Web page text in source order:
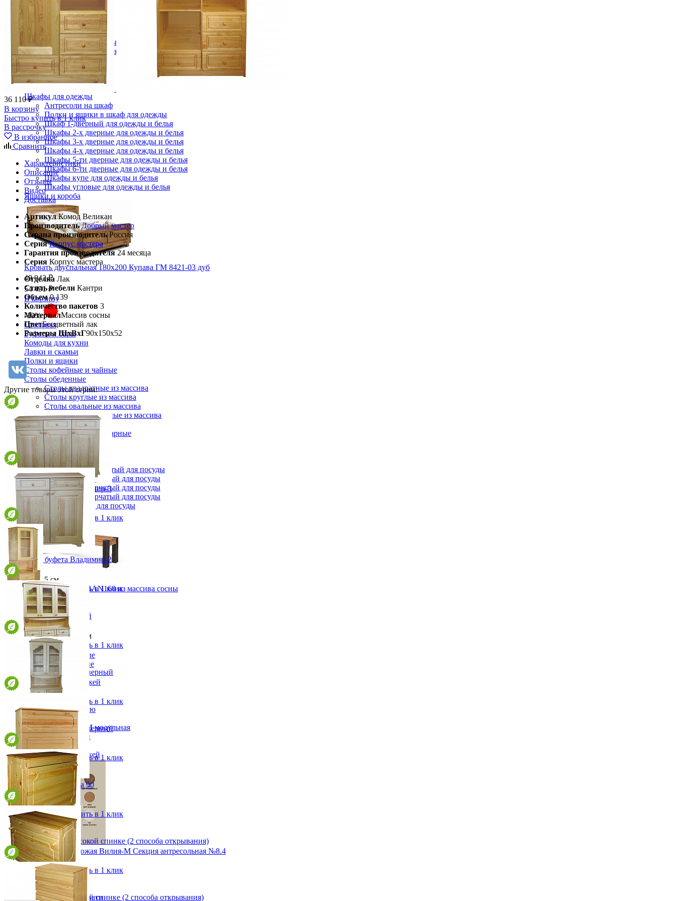
Комоды
Кровати двуспальные
Кровати металлические
Кровати односпальные
Кровати полутороспальные
Решетки и настилы под матрас
Спальные гарнитуры
Тахта
Туалетные столики
Шкафы для одежды
Антресоли на шкаф
Полки и ящики в шкаф для одежды
Шкаф 1-дверный для одежды и белья
Шкафы 2-х дверные для одежды и белья
Шкафы 3-х дверные для одежды и белья
Шкафы 4-х дверные для одежды и белья
Шкафы 5-ти дверные для одежды и белья
Шкафы 6-ти дверные для одежды и белья
Шкафы купе для одежды и белья
Шкафы угловые для одежды и белья
Ящики и короба
Кровать двуспальная 180х200 Купава ГМ 8421-03 дуб
49 042 ₽
54 491 ₽
В корзину
-10%
Столовая
Буфеты и бары
Комоды для кухни
Лавки и скамьи
Полки и ящики
Столы кофейные и чайные
Столы обеденные
Столы квадратные из массива
Столы круглые из массива
Столы овальные из массива
Столы прямоугольные из массива
Стулья
Стулья барные и столы барные
Сундуки
Табуреты
Шкафы для посуды
Шкаф 1-но створчатый для посуды
Шкаф 2-х створчатый для посуды
Шкаф 3-х створчатый для посуды
Шкаф 4-х створчатый для посуды
Шкаф угловой для посуды
Скамья MEXICA-BAN160 из массива сосны
12 341 ₽
13 712 ₽
В корзину
-10%
Прихожая
Вешалки напольные
Вешалки настенные
Газетница
Зеркала для прихожей
Ключницы
Наборы в прихожую
Обувницы
Прихожая Вилия-М модульная
Скамьи и банкетки
Тумбы и комоды
Шкафы для прихожей
Модульная прихожая Вилия-М Секция антресольная №8.4
13 368 ₽
Детская
Двухъярусные кровати
36 110 ₽
В корзину
Быстро купить в 1 клик
В рассрочку
В избранное
Сравнить
Характеристики
Описание
Отзывы
Видео
Доставка
Артикул Комод Великан
Производитель Добрый мастер
Страна производитель Россия
Серия Корпус мастера
Гарантия производителя 24 месяца
Серия Корпус мастера
Отделка Лак
Стиль мебели Кантри
Объем 0.139
Количество пакетов 3
МатериалМассив сосны
ЦветБесцветный лак
Размеры ШхВхГ90х150х52
Другие товары этой серии:
Тумба низа буфета Владимир-3
от 34 570 ₽
123х89,6х39,5 см
В корзину Быстро купить в 1 клик
Тумба низа буфета Владимир-2
от 24 320 ₽
83х89,6х39,5 см
В корзину Быстро купить в 1 клик
Буфет Владимир угловой
от 45 120 ₽
(67,5х67,5)х211,2х37,5 см
В корзину Быстро купить в 1 клик
Буфет Владимир-3 3-х дверный
от 53 930 ₽
123х211,2х39,5 см
Быстро купить в 1 клик
Буфет Владимир-2 2-х дверный
от 37 750 ₽
83х211,2х39,5 см
В корзину Быстро купить в 1 клик
Комод под белье Колка 90
от 19 610 ₽
90х73х45 см
В корзину Быстро купить в 1 клик
Комод под белье к высокой спинке (2 способа открывания)
от 17 980 ₽
99,7х87х43,6 см
В корзину Быстро купить в 1 клик
Комод под белье к низкой спинке (2 способа открывания)